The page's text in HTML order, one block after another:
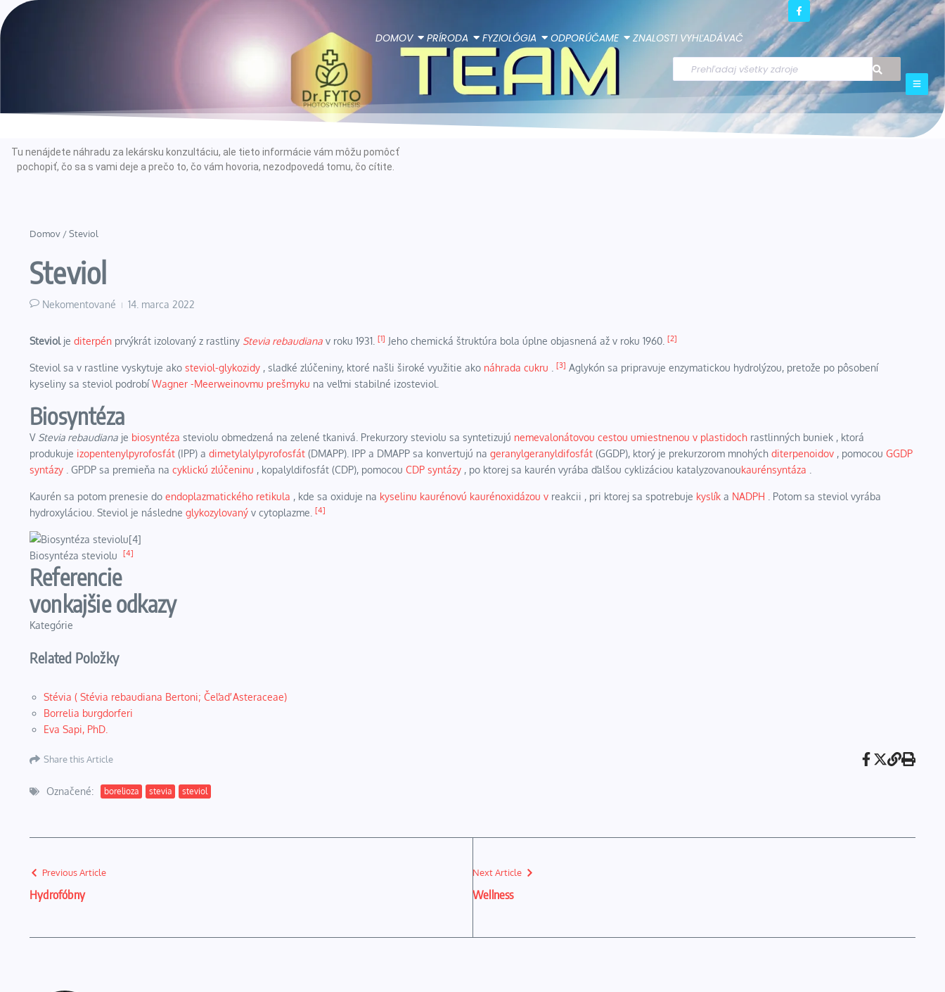
DOMOV PRÍRODA FYZIOLÓGIA ODPORÚČAME ZNALOSTI VYHĽADÁVAČ
Tu nenájdete náhradu za lekársku konzultáciu, ale tieto informácie vám môžu pomôcť
pochopiť, čo sa s vami deje a prečo to, čo vám hovoria, nezodpovedá tomu, čo cítite.
Domov /Steviol
Steviol
Nekomentované 14. marca 2022
Steviolje diterpén prvýkrát izolovaný z rastliny Stevia rebaudiana v roku 1931. [1] Jeho chemická štruktúra bola úplne objasnená až v roku 1960. [2]
Steviol sa v rastline vyskytuje ako steviol-glykozidy , sladké zlúčeniny, ktoré našli široké využitie ako náhrada cukru [3] Aglykón sa pripravuje enzymatickou hydrolýzou, pretože po pôsobení
kyseliny sa steviol podrobíWagner -Meerweinovmu prešmyku na veľmi stabilné izosteviol.
Biosyntéza
V Stevia rebaudiana je biosyntéza steviolu obmedzená na zelené tkanivá. Prekurzory steviolu sa syntetizujú nemevalonátovou cestou umiestnenou v plastidoch rastlinných buniek , ktorá
produkuje izopentenylpyrofosfát (IPP) a dimetylalylpyrofosfát (DMAPP). IPP a DMAPP sa konvertujú na geranylgeranyldifosfát (GGDP), ktorý je prekurzorom mnohých diterpenoidov , pomocou GGDP
syntázy . GPDP sa premieňa na cyklickú zlúčeninu , kopalyldifosfát (CDP), pomocou CDP syntázy , po ktorej sa kaurén vyrába ďalšou cyklizáciou katalyzovanoukaurénsyntáza
Kaurén sa potom prenesie do endoplazmatického retikula , kde sa oxiduje na kyselinu kaurénovú kaurénoxidázou v reakcii , pri ktorej sa spotrebuje kyslík a NADPH . Potom sa steviol vyrába
hydroxyláciou. Steviol je následne glykozylovaný v cytoplazme. [4]
Biosyntéza steviolu [4]
Referencie
vonkajšie odkazy
Kategórie
Related Položky
Stévia ( Stévia rebaudiana Bertoni; Čeľaď Asteraceae)
Borrelia burgdorferi
Eva Sapi, PhD.
Share this Article
Označené: borelioza stevia steviol
Previous Article
Hydrofóbny
Next Article
Wellness